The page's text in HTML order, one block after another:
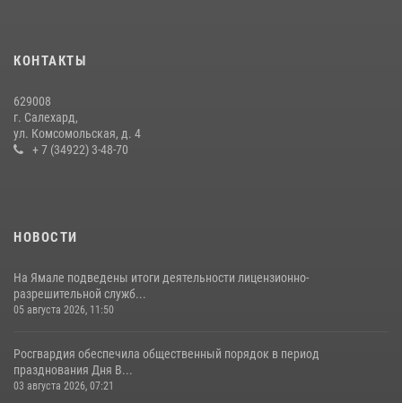
14 июля 2026, 06:53
КОНТАКТЫ
629008
г. Салехард,
ул. Комсомольская, д. 4
+ 7 (34922) 3-48-70
НОВОСТИ
На Ямале подведены итоги деятельности лицензионно-
разрешительной служб...
05 августа 2026, 11:50
Росгвардия обеспечила общественный порядок в период
празднования Дня В...
03 августа 2026, 07:21